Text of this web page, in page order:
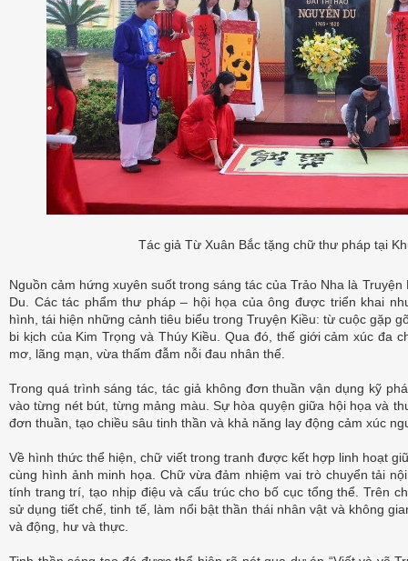
Tác giả Từ Xuân Bắc tặng chữ thư pháp tại
Nguồn cảm hứng xuyên suốt trong sáng tác của Trảo Nha là
Du. Các tác phẩm thư pháp – hội họa của ông được triển khai
hình, tái hiện những cảnh tiêu biểu trong Truyện Kiều: từ cuộc gặp
bi kịch của Kim Trọng và Thúy Kiều. Qua đó, thế giới cảm xúc đa
mơ, lãng mạn, vừa thấm đẫm nỗi đau nhân thế.
Trong quá trình sáng tác, tác giả không đơn thuần vận dụng kỹ
vào từng nét bút, từng mảng màu. Sự hòa quyện giữa hội họa và
đơn thuần, tạo chiều sâu tinh thần và khả năng lay động cảm xúc
Về hình thức thể hiện, chữ viết trong tranh được kết hợp linh hoạt
cùng hình ảnh minh họa. Chữ vừa đảm nhiệm vai trò chuyển tải
tính trang trí, tạo nhịp điệu và cấu trúc cho bố cục tổng thể. Trên
sử dụng tiết chế, tinh tế, làm nổi bật thần thái nhân vật và không
và động, hư và thực.